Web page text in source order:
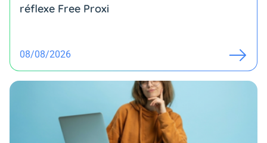
réflexe Free Proxi
08/08/2026